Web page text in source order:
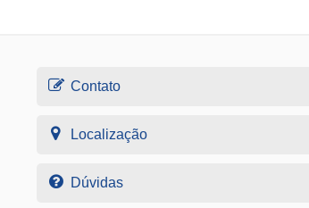
Contato
Localização
Dúvidas